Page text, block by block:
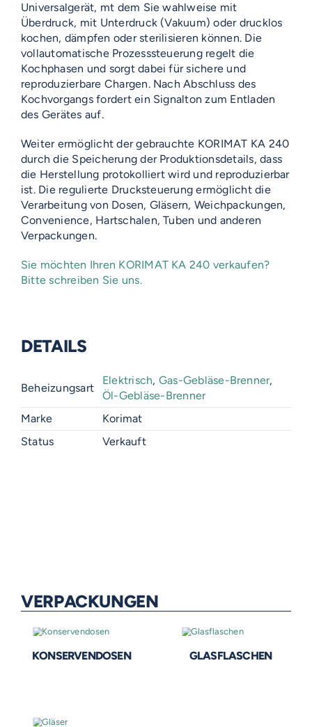
Universalgerät, mt dem Sie wahlweise mit
Überdruck, mit Unterdruck (Vakuum) oder drucklos
kochen, dämpfen oder sterilisieren können. Die
vollautomatische Prozesssteuerung regelt die
Kochphasen und sorgt dabei für sichere und
reproduzierbare Chargen. Nach Abschluss des
Kochvorgangs fordert ein Signalton zum Entladen
des Gerätes auf.
Weiter ermöglicht der gebrauchte KORIMAT KA 240
durch die Speicherung der Produktionsdetails, dass
die Herstellung protokolliert wird und reproduzierbar
ist. Die regulierte Drucksteuerung ermöglicht die
Verarbeitung von Dosen, Gläsern, Weichpackungen,
Convenience, Hartschalen, Tuben und anderen
Verpackungen.
Sie möchten Ihren KORIMAT KA 240 verkaufen?
Bitte schreiben Sie uns.
DETAILS
Beheizungsart
Elektrisch, Gas-Gebläse-Brenner,
Öl-Gebläse-Brenner
Marke
Korimat
Status
Verkauft
VERPACKUNGEN
KONSERVENDOSEN GLASFLASCHEN